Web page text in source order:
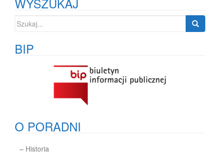
Szukaj:
BIP
O PORADNI
– Historia